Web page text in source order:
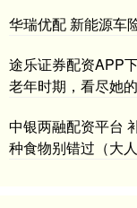
华瑞优配 新能源车
途乐证券配资APP
老年时期，看尽她
中银两融配资平台
种食物别错过（大